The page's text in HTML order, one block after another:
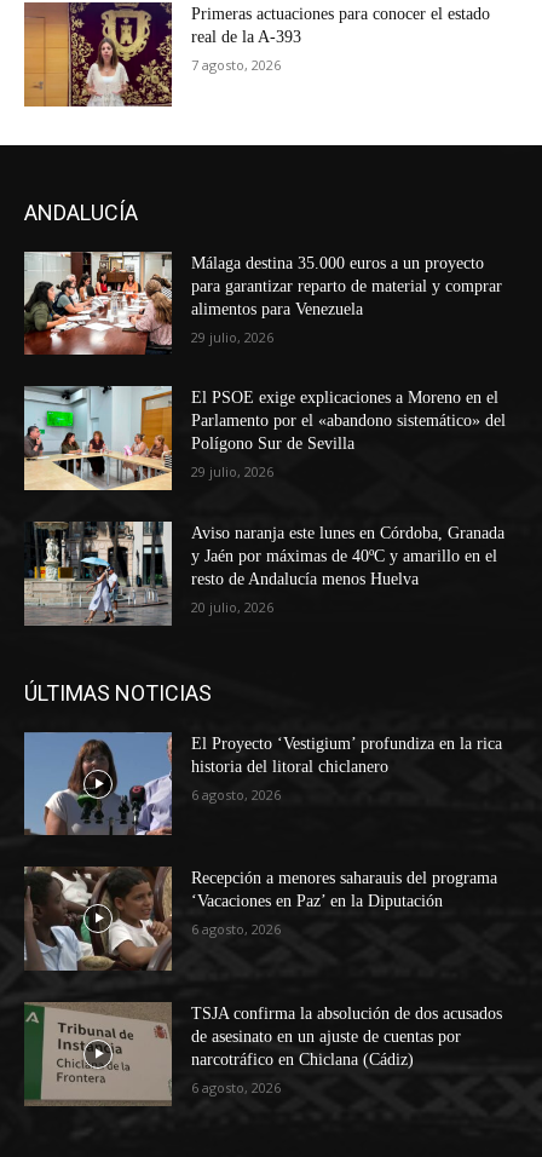
Primeras actuaciones para conocer el estado
real de la A-393
7 agosto, 2026
ANDALUCÍA
Málaga destina 35.000 euros a un proyecto
para garantizar reparto de material y comprar
alimentos para Venezuela
29 julio, 2026
El PSOE exige explicaciones a Moreno en el
Parlamento por el «abandono sistemático» del
Polígono Sur de Sevilla
29 julio, 2026
Aviso naranja este lunes en Córdoba, Granada
y Jaén por máximas de 40ºC y amarillo en el
resto de Andalucía menos Huelva
20 julio, 2026
ÚLTIMAS NOTICIAS
El Proyecto ‘Vestigium’ profundiza en la rica
historia del litoral chiclanero
6 agosto, 2026
Recepción a menores saharauis del programa
‘Vacaciones en Paz’ en la Diputación
6 agosto, 2026
TSJA confirma la absolución de dos acusados
de asesinato en un ajuste de cuentas por
narcotráfico en Chiclana (Cádiz)
6 agosto, 2026